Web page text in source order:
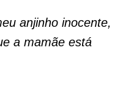
anjinho inocente,
a mamãe está